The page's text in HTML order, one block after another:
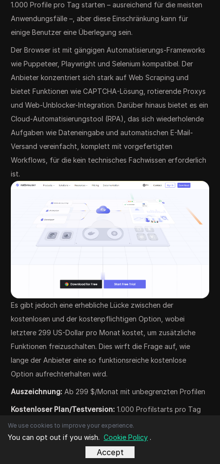
1.000 Profile pro Tag starten – ausreichend für die meisten
Anwendungsfälle –, aber diese Einschränkung kann für
einige Benutzer eine Überlegung sein.
Der Browser ist mit gängigen Automatisierungs-Frameworks
wie Puppeteer, Playwright und Selenium kompatibel. Der
Anbieter konzentriert sich stark auf Web Scraping und
bietet Funktionen wie CAPTCHA-Lösung, rotierende Proxys
und Web-Unblocker-Integration. Darüber hinaus bietet es ein
Cloud-Automatisierungstool (RPA), das sich wiederholende
Aufgaben wie Dateneingabe und automatischen E-Mail-
Versand vereinfacht, komplett mit vorgefertigten
Workflows, für die kein technisches Fachwissen erforderlich
ist.
Es gibt jedoch eine erhebliche Lücke zwischen der
kostenlosen und der kostenpflichtigen Option, wobei
letztere 299 US-Dollar pro Monat kostet, um zusätzliche
Funktionen freizuschalten. Dies wirft die Frage auf, wie
lange der Anbieter eine so funktionsreiche kostenlose
Option aufrechterhalten wird.
Auszeichnung: Ab 299 $/Monat mit unbegrenzten Profilen
Kostenloser Plan/Testversion: 1.000 Profilstarts pro Tag
OS:Windows, macOS
Worauf sollte ich bei der Auswahl des besten
We use cookies to improve your experience.
You can opt out if you wish. Cookie Policy .
Accept